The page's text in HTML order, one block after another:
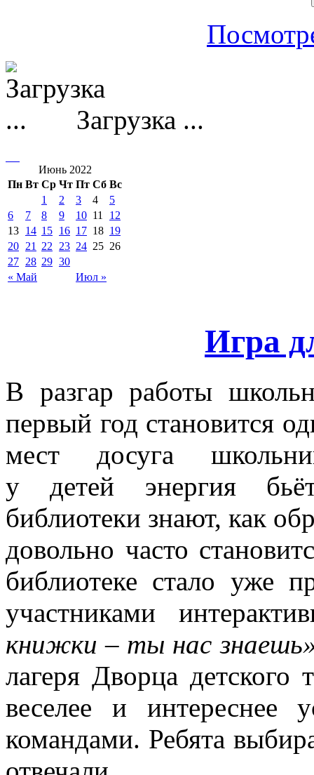
Загрузка ...
Июнь 2022
Пн Вт Ср Чт Пт Сб Вс
« Май Июл »
1 2 3 4
5
6
7 8 9 10 11
12
13 14 15 16 17 18 19
20 21 22 23 24 25 26
27 28 29 30
Игра
В разгар работы
первый год становится
мест досуга
у детей энергия
библиотеки знают, как
довольно часто
библиотеке стало уже
участниками
книжки – ты нас
лагеря Дворца детского
веселее и интереснее
командами. Ребята